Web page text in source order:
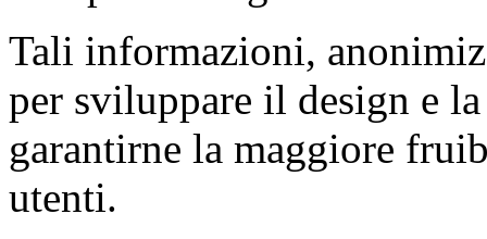
Tali informazioni,
per sviluppare il design e
garantirne la maggiore
utenti.